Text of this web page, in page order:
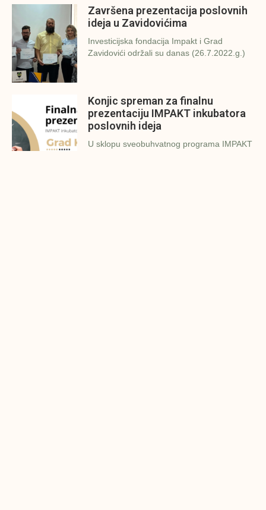
Završena prezentacija poslovnih
ideja u Zavidovićima
Investicijska fondacija Impakt i Grad
Zavidovići održali su danas (26.7.2022.g.)
Konjic spreman za finalnu
prezentaciju IMPAKT inkubatora
poslovnih ideja
U sklopu sveobuhvatnog programa IMPAKT